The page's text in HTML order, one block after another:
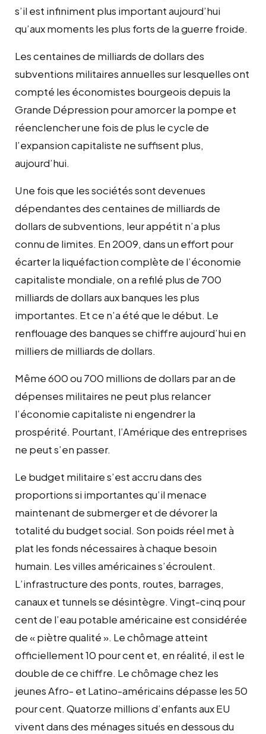
s’il est infiniment plus important aujourd’hui
qu’aux moments les plus forts de la guerre froide.
Les centaines de milliards de dollars des
subventions militaires annuelles sur lesquelles ont
compté les économistes bourgeois depuis la
Grande Dépression pour amorcer la pompe et
réenclencher une fois de plus le cycle de
l’expansion capitaliste ne suffisent plus,
aujourd’hui.
Une fois que les sociétés sont devenues
dépendantes des centaines de milliards de
dollars de subventions, leur appétit n’a plus
connu de limites. En 2009, dans un effort pour
écarter la liquéfaction complète de l’économie
capitaliste mondiale, on a refilé plus de 700
milliards de dollars aux banques les plus
importantes. Et ce n’a été que le début. Le
renflouage des banques se chiffre aujourd’hui en
milliers de milliards de dollars.
Même 600 ou 700 millions de dollars par an de
dépenses militaires ne peut plus relancer
l’économie capitaliste ni engendrer la
prospérité. Pourtant, l’Amérique des entreprises
ne peut s’en passer.
Le budget militaire s’est accru dans des
proportions si importantes qu’il menace
maintenant de submerger et de dévorer la
totalité du budget social. Son poids réel met à
plat les fonds nécessaires à chaque besoin
humain. Les villes américaines s’écroulent.
L’infrastructure des ponts, routes, barrages,
canaux et tunnels se désintègre. Vingt-cinq pour
cent de l’eau potable américaine est considérée
de « piètre qualité ». Le chômage atteint
officiellement 10 pour cent et, en réalité, il est le
double de ce chiffre. Le chômage chez les
jeunes Afro- et Latino-américains dépasse les 50
pour cent. Quatorze millions d’enfants aux EU
vivent dans des ménages situés en dessous du